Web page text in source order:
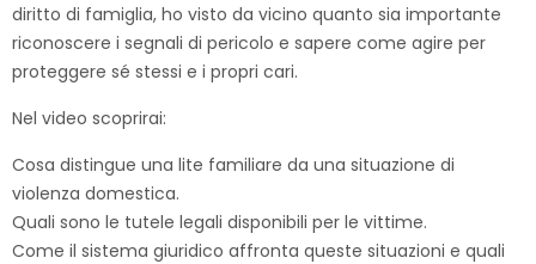
diritto di famiglia, ho visto da vicino quanto sia importante
riconoscere i segnali di pericolo e sapere come agire per
proteggere sé stessi e i propri cari.
Nel video scoprirai:
Cosa distingue una lite familiare da una situazione di
violenza domestica.
Quali sono le tutele legali disponibili per le vittime.
Come il sistema giuridico affronta queste situazioni e quali